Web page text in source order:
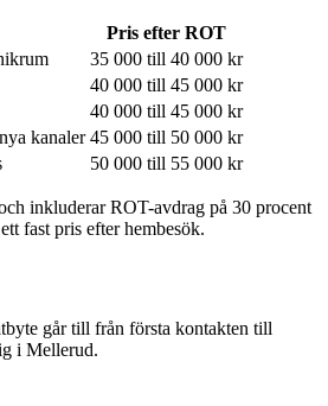
Pris efter ROT
35 000 till 40 000 kr
40 000 till 45 000 kr
40 000 till 45 000 kr
kanaler 45 000 till 50 000 kr
50 000 till 55 000 kr
inkluderar ROT-avdrag på 30 procent
fast pris efter hembesök.
går till från första kontakten till
i Mellerud.